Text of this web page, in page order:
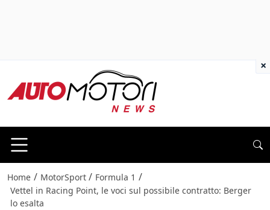
Home / MotorSport / Formula 1 /
Vettel in Racing Point, le voci sul possibile contratto: Berger
lo esalta
×